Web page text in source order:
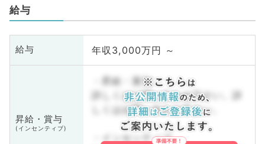
給与
給与 年収3,000万円 ～
昇給・賞与
(インセンティブ)
・昇給・賞与
詳しくはお問い合わせ下さい。詳
しくはお問い合わせ下さい。
・インセンティブ